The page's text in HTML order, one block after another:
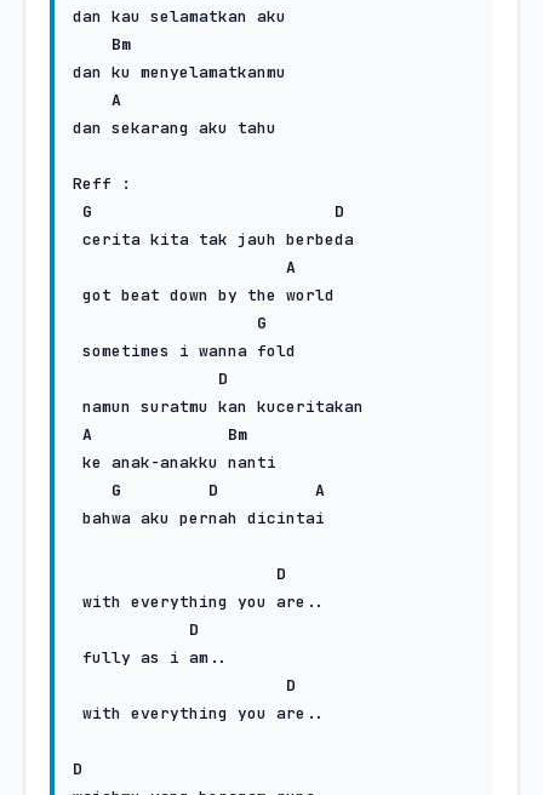
dan kau selamatkan aku
Bm
dan ku menyelamatkanmu
A
dan sekarang aku tahu
Reff :
G
D
A
G
D
A
Bm
G
D
A
D
D
D
D